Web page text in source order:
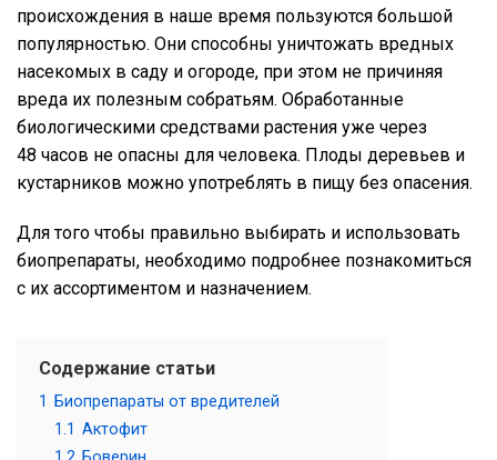
происхождения в наше время пользуются большой
популярностью. Они способны уничтожать вредных
насекомых в саду и огороде, при этом не причиняя
вреда их полезным собратьям. Обработанные
биологическими средствами растения уже через
48 часов не опасны для человека. Плоды деревьев и
кустарников можно употреблять в пищу без опасения.
Для того чтобы правильно выбирать и использовать
биопрепараты, необходимо подробнее познакомиться
с их ассортиментом и назначением.
Содержание статьи
1
Биопрепараты от вредителей
1.1 Актофит